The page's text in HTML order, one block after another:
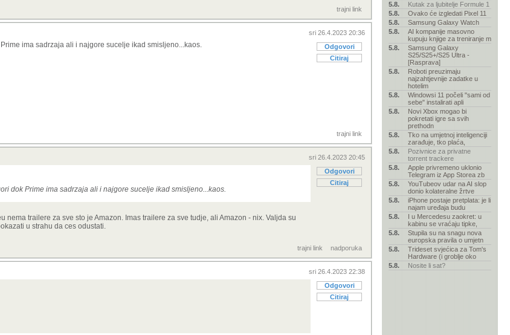
trajni link
sri 26.4.2023 20:36
Odgovori
Citiraj
ima sadrzaja ali i najgore sucelje ikad smisljeno...kaos.
trajni link
sri 26.4.2023 20:45
Odgovori
Citiraj
dok Prime ima sadrzaja ali i najgore sucelje ikad smisljeno...kaos.
nema trailere za sve sto je Amazon. Imas trailere za sve tudje, ali Amazon - nix. Valjda su
u strahu da ces odustati.
trajni link nadporuka
sri 26.4.2023 22:38
Odgovori
Citiraj
5.8.
Kutak za ljubitelje Formule 1
5.8.
Ovako će izgledati Pixel 11
5.8.
Samsung Galaxy Watch
5.8.
AI kompanije masovno
kupuju knjige za treniranje m
5.8.
Samsung Galaxy
S25/S25+/S25 Ultra -
[Rasprava]
5.8.
Roboti preuzimaju
najzahtjevnije zadatke u
hotelim
5.8.
Windowsi 11 počeli "sami od
sebe" instalirati apli
5.8.
Novi Xbox mogao bi
pokretati igre sa svih
prethodn
5.8.
Tko na umjetnoj inteligenciji
zarađuje, tko plaća,
5.8.
Pozivnice za privatne
torrent trackere
5.8.
Apple privremeno uklonio
Telegram iz App Storea zb
5.8.
YouTubeov udar na AI slop
donio kolateralne žrtve
5.8.
iPhone postaje pretplata: je li
najam uređaja budu
5.8.
I u Mercedesu zaokret: u
kabinu se vraćaju tipke,
5.8.
Stupila su na snagu nova
europska pravila o umjetn
5.8.
Trideset svjećica za Tom's
Hardware (i groblje oko
5.8.
Nosite li sat?